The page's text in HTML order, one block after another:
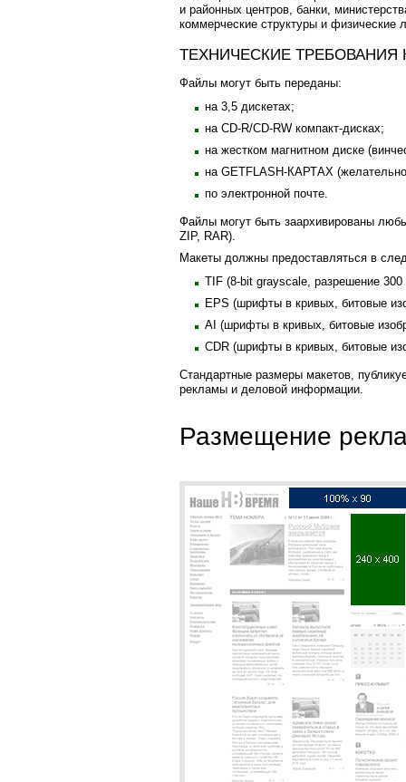
и районных центров, банки,
коммерческие структуры и физические
ТЕХНИЧЕСКИЕ ТРЕБОВАНИЯ
Файлы могут быть переданы:
на 3,5 дискетах;
на CD-R/CD-RW компакт-дисках;
на жестком магнитном диске
на GETFLASH-КАРТАХ
по электронной почте.
Файлы могут быть заархивированы
ZIP, RAR).
Макеты должны предоставляться в
TIF (8-bit grayscale, разрешение 300
EPS (шрифты в кривых, битовые
AI (шрифты в кривых, битовые
CDR (шрифты в кривых, битовые
Стандартные размеры макетов,
рекламы и деловой информации.
Размещение